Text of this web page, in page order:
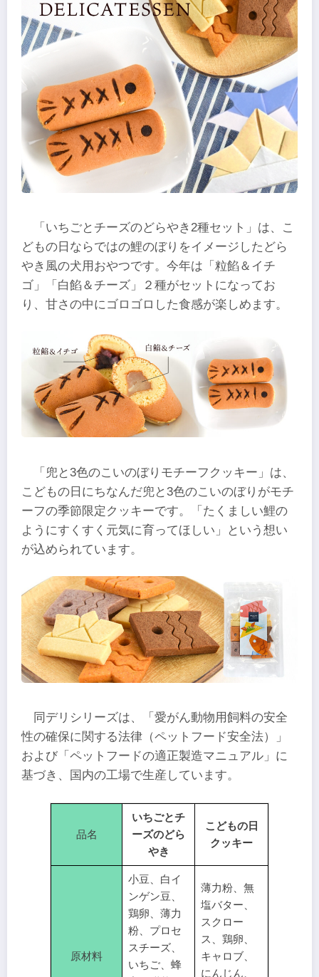
「いちごとチーズのどらやき2種セット」は、こ
どもの日ならではの鯉のぼりをイメージしたどら
やき風の犬用おやつです。今年は「粒餡＆イチ
ゴ」「白餡＆チーズ」２種がセットになってお
り、甘さの中にゴロゴロした食感が楽しめます。
「兜と3色のこいのぼりモチーフクッキー」は、
こどもの日にちなんだ兜と3色のこいのぼりがモチ
ーフの季節限定クッキーです。「たくましい鯉の
ようにすくすく元気に育ってほしい」という想い
が込められています。
同デリシリーズは、「愛がん動物用飼料の安全
性の確保に関する法律（ペットフード安全法）」
および「ペットフードの適正製造マニュアル」に
基づき、国内の工場で生産しています。
品名
いちごとチ
ーズのどら
やき
こどもの日
クッキー
原材料
小豆、白イ
ンゲン豆、
鶏卵、薄力
粉、プロセ
スチーズ、
いちご、蜂
薄力粉、無
塩バター、
スクロー
ス、鶏卵、
キャロブ、
にんじん、